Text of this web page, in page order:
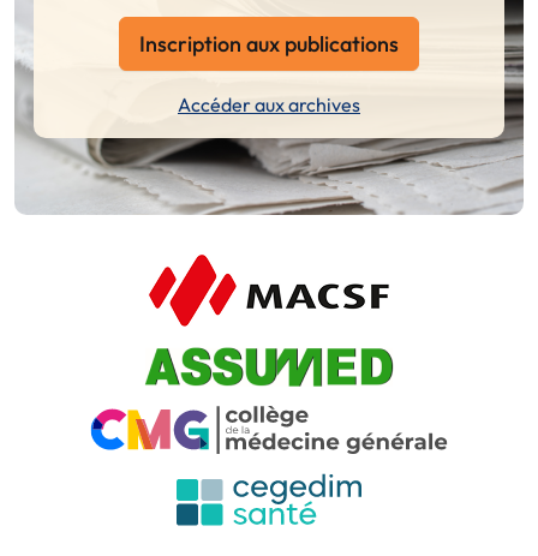
Inscription aux publications
Accéder aux archives